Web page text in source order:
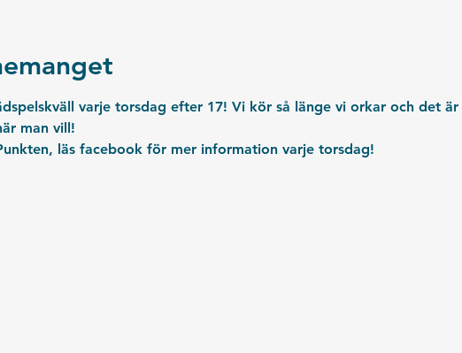
varje torsdag efter 17! Vi kör så länge vi orkar och det
man vill!
läs facebook för mer information varje torsdag!